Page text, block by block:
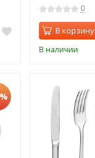
0
В корзину
В наличии